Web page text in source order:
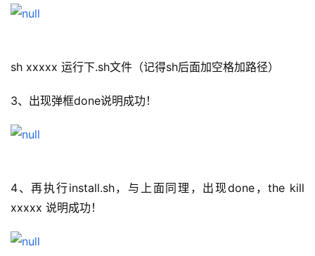
sh xxxxx 运行下.sh文件（记得sh后面加空格加路径）
3、出现弹框done说明成功！
4、再执行install.sh，与上面同理，出现done，the kill
xxxxx 说明成功！